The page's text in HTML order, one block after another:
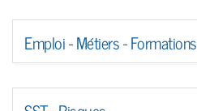
Emploi - Métiers - Formations